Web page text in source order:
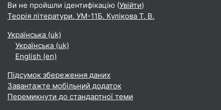
Ви не пройшли ідентифікацію (Увійти)
Теорія літератури. УМ-11Б. Кулікова Т. В.
Українська ‎(uk)‎
Українська ‎(uk)‎
English ‎(en)‎
Підсумок збереження даних
Завантажте мобільний додаток
Перемикнути до стандартної теми